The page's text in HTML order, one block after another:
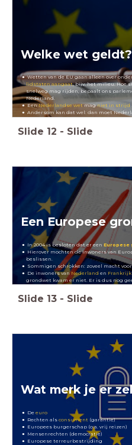
Welke wet geldt?
Wetten van de EU gaan alleen over
lidstaten aangaat, bijv. het milieu. Hoe
snelweg mag rijden, bepaalt ons
Nederland.
EenNederlandse wetmagniet in strijd
Andersom kan dat wel: dan moet
Slide 12 - Slide
Een Europese
In 2004 is besloten dat er eenEuropese
Hierover mochten de inwoners van
beslissen.
Sommigen schrokken: zoveel macht
De inwoners vanNederland en Frankrijk
grondwet kwam er niet. Er is dus nog
Slide 13 - Slide
Wat merk je er
Deeuro
Rechten alsconsument (garantie)
Europees burgerschap (o.a. vrij reizen)
Mensenrechten (democratie)
Europese terreurbestrijding